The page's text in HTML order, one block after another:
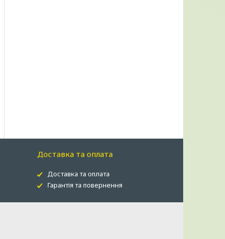
Доставка та оплата
Доставка та оплата
Гарантія та повернення